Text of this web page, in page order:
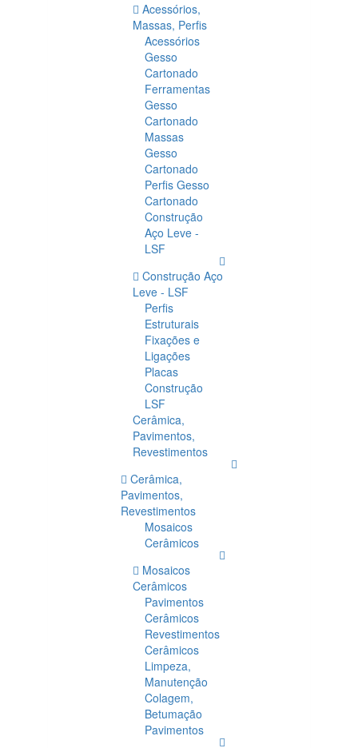
Acessórios,
Massas, Perfis
Acessórios
Gesso
Cartonado
Ferramentas
Gesso
Cartonado
Massas
Gesso
Cartonado
Perfis Gesso
Cartonado
Construção
Aço Leve -
LSF
Construção Aço
Leve - LSF
Perfis
Estruturais
Fixações e
Ligações
Placas
Construção
LSF
Cerâmica,
Pavimentos,
Revestimentos
Cerâmica,
Pavimentos,
Revestimentos
Mosaicos
Cerâmicos
Mosaicos
Cerâmicos
Pavimentos
Cerâmicos
Revestimentos
Cerâmicos
Limpeza,
Manutenção
Colagem,
Betumação
Pavimentos